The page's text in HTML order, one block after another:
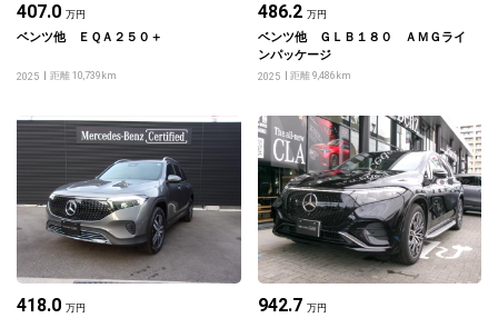
407.0 万円
ベンツ他 ＥＱＡ２５０＋
2025 距離 10,739km
486.2 万円
ベンツ他 ＧＬＢ１８０ ＡＭＧライ
ンパッケージ
2025 距離 9,486km
418.0 万円 942.7 万円